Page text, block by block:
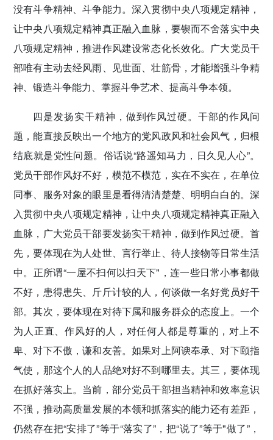
没有斗争精神、斗争能力。深入贯彻中央八项规定精神，
让中央八项规定精神真正融入血脉，要锲而不舍落实中央
八项规定精神，推进作风建设常态化长效化。广大党员干
部唯有主动去经风雨、见世面、壮筋骨，才能增强斗争精
神、锻造斗争能力、掌握斗争艺术、提高斗争本领。
四是发扬实干精神，做到作风过硬。干部的作风问
题，能直接反映出一个地方的党风政风和社会风气，归根
结底就是党性问题。俗话说“路遥知马力，日久见人心”。
党员干部作风好不好，模范不模范，实在不实在，在单位
同事、服务对象的眼里是看得清清楚楚、明明白白的。深
入贯彻中央八项规定精神，让中央八项规定精神真正融入
血脉，广大党员干部要发扬实干精神，做到作风过硬。首
先，要体现在为人处世、言行举止、待人接物等日常生活
中。正所谓“一屋不扫何以扫天下"，连一些日常小事都做
不好，患得患失、斤斤计较的人，何谈做一名好党员好干
部。其次，要体现在对待下属和服务群众的态度上。一个
为人正直、作风好的人，对任何人都是尊重的，对上不
卑、对下不傲，谦和友善。如果对上阿谀奉承、对下颐指
气使，那这个人的人品绝对好不到哪里去。其三，要体现
在抓好落实上。当前，部分党员干部担当精神和效率意识
不强，推动高质量发展的本领和抓落实的能力还有差距，
仍然存在把“安排了”等于“落实了”，把“说了”等于"做了”，